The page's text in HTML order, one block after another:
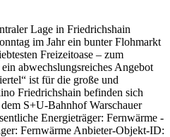
Lage in Friedrichshain
im Jahr ein bunter Flohmarkt
Freizeitoase – zum
abwechslungsreiches Angebot
ist für die große und
Friedrichshain befinden sich
S+U-Bahnhof Warschauer
Energieträger: Fernwärme -
Fernwärme Anbieter-Objekt-ID: